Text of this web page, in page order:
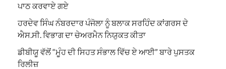
ਪਾਠ ਕਰਵਾਏ ਗਏ
ਹਰਦੇਵ ਸਿੰਘ ਨੰਬਰਦਾਰ ਪੰਜੋਲਾ ਨੂੰ ਬਲਾਕ ਸਰਹਿੰਦ ਕਾਂਗਰਸ ਦੇ
ਐਸ.ਸੀ. ਵਿਭਾਗ ਦਾ ਚੇਅਰਮੈਨ ਨਿਯੁਕਤ ਕੀਤਾ
ਡੀਬੀਯੂ ਵੱਲੋਂ “ਮੂੰਹ ਦੀ ਸਿਹਤ ਸੰਭਾਲ ਵਿੱਚ ਏ ਆਈ” ਬਾਰੇ ਪੁਸਤਕ
ਰਿਲੀਜ਼